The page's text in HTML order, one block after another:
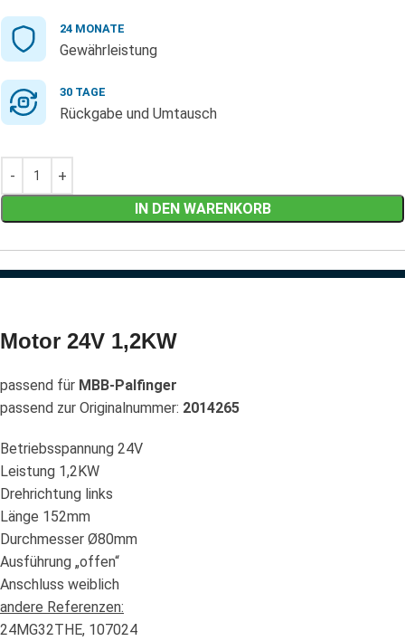
24 MONATE
Gewährleistung
30 TAGE
Rückgabe und Umtausch
IN DEN WARENKORB
Motor 24V 1,2KW
passend für MBB-Palfinger
passend zur Originalnummer: 2014265
Betriebsspannung 24V
Leistung 1,2KW
Drehrichtung links
Länge 152mm
Durchmesser Ø80mm
Ausführung „offen“
Anschluss weiblich
andere Referenzen:
24MG32THE, 107024